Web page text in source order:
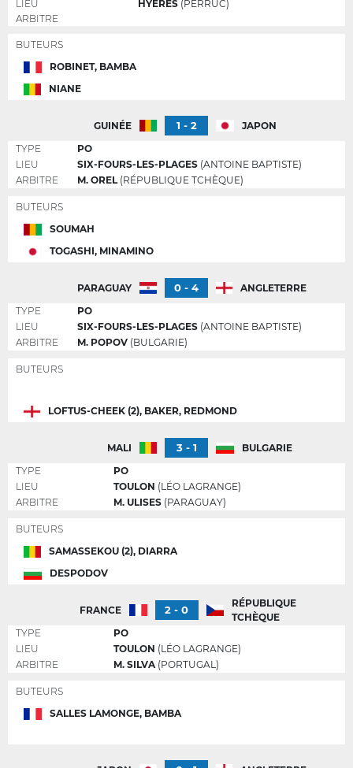
LIEU HYÈRES (PERRUC)
ARBITRE
BUTEURS
ROBINET, BAMBA
NIANE
GUINÉE 1 - 2
JAPON
TYPE
PO
LIEU
SIX-FOURS-LES-PLAGES (ANTOINE BAPTISTE)
ARBITRE
M. OREL (RÉPUBLIQUE TCHÈQUE)
BUTEURS
SOUMAH
TOGASHI, MINAMINO
PARAGUAY 0 - 4
ANGLETERRE
TYPE
PO
LIEU
SIX-FOURS-LES-PLAGES (ANTOINE BAPTISTE)
ARBITRE
M. POPOV (BULGARIE)
BUTEURS
LOFTUS-CHEEK (2), BAKER, REDMOND
MALI 3 - 1
BULGARIE
TYPE
PO
LIEU
TOULON (LÉO LAGRANGE)
ARBITRE
M. ULISES (PARAGUAY)
BUTEURS
SAMASSEKOU (2), DIARRA
DESPODOV
FRANCE 2 - 0
RÉPUBLIQUE
TCHÈQUE
TYPE
PO
LIEU
TOULON (LÉO LAGRANGE)
ARBITRE
M. SILVA (PORTUGAL)
BUTEURS
SALLES LAMONGE, BAMBA